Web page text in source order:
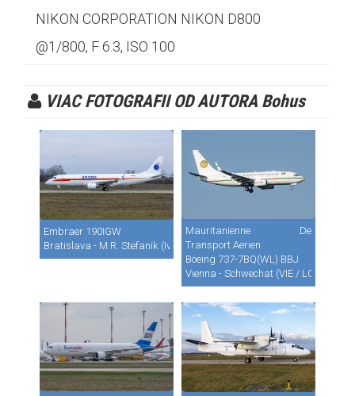
NIKON CORPORATION NIKON D800
@1/800, F 6.3, ISO 100
VIAC FOTOGRAFII OD AUTORA Bohus
Embraer 190IGW
Bratislava - M.R. Stefanik (Ivanka) (BTS / LZIB)
Mauritanienne De
Transport Aerien
Boeing 737-7BQ(WL) BBJ
Vienna - Schwechat (VIE / LOWW)